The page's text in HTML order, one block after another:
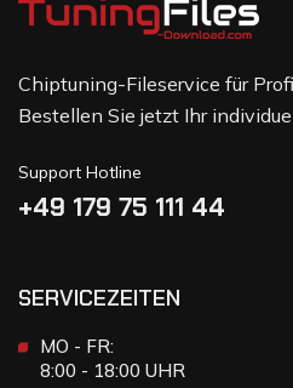
Chiptuning-Fileservice für
Bestellen Sie jetzt Ihr
Support Hotline
+49 179 75 111 44
SERVICEZEITEN
MO - FR:
8:00 - 18:00 UHR